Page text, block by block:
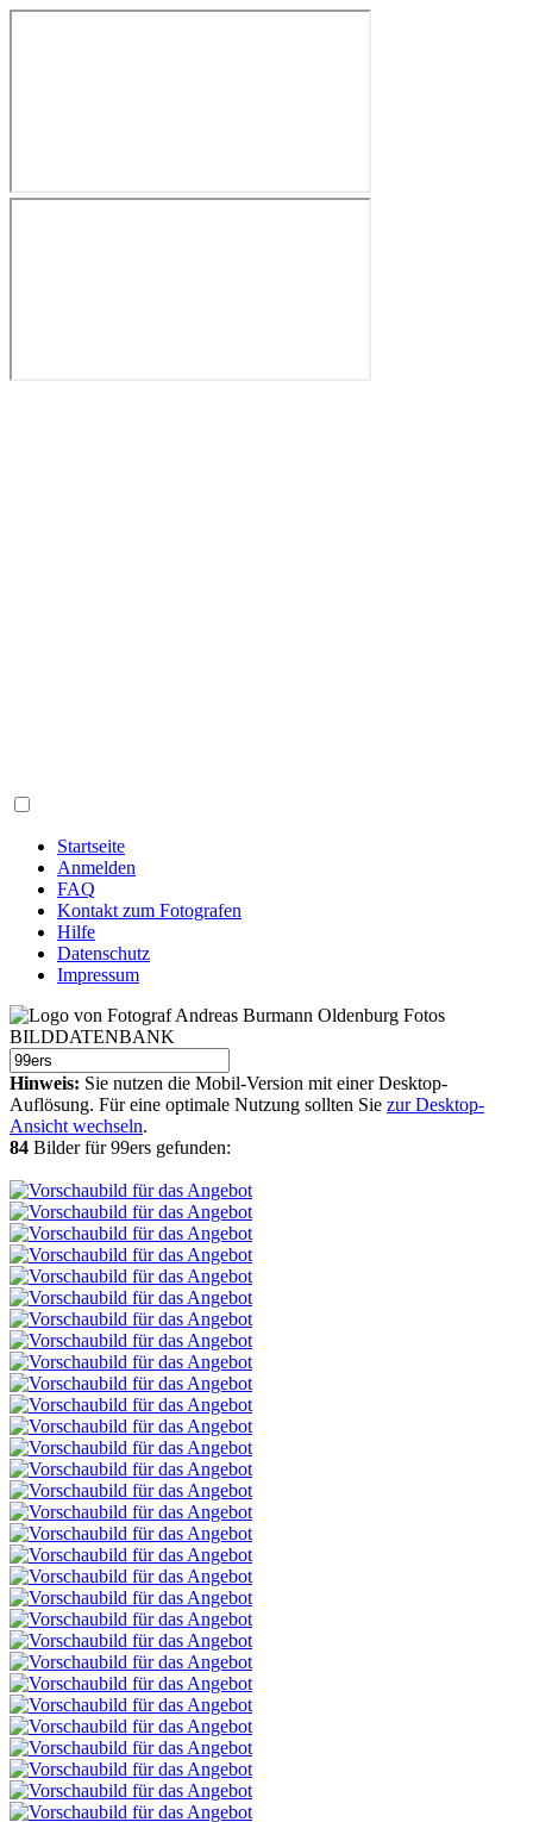
Startseite
Anmelden
FAQ
Kontakt zum Fotografen
Hilfe
Datenschutz
Impressum
Hinweis: Sie nutzen die Mobil-Version mit einer Desktop-
Auflösung. Für eine optimale Nutzung sollten Sie zur Desktop-
Ansicht wechseln.
84 Bilder für 99ers gefunden: